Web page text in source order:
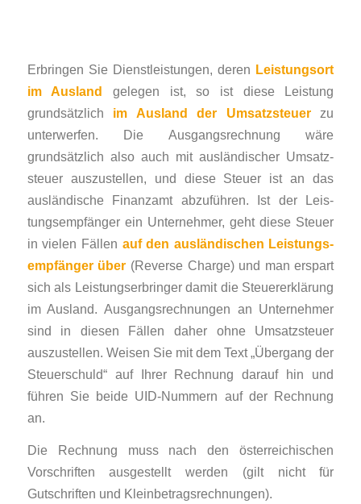
Erbringen Sie Dienstleistungen, deren Leistungsort
im Ausland gelegen ist, so ist diese Leistung
grundsätzlich im Ausland der Umsatzsteuerzu
unter­werfen. Die Aus­gangs­rechnung wäre
grundsätzlich also auch mit ausländischer Um­satz­
steuer aus­zu­stel­len, und diese Steuer ist an das
ausländische Finanzamt abzuführen. Ist der Leis­
tungsem­pfänger ein Unternehmer, geht diese Steuer
in vielen Fällen auf den ausländischen Leis­tungs­
empfänger über (Reverse Charge) und man erspart
sich als Leis­tungs­erbringer da­mit die Steuer­erklärung
im Ausland. Ausgangsrechnungen an Unternehmer
sind in diesen Fällen daher ohne Umsatzsteuer
auszustellen. Weisen Sie mit dem Text „Über­gang der
Steuer­schuld“ auf Ihrer Rechnung darauf hin und
führen Sie beide UID-Nummern auf der Rech­nung
an.
Die Rechnung muss nach den österreichischen
Vorschriften ausgestellt werden (gilt nicht für
Gutschriften und Kleinbetragsrechnungen).